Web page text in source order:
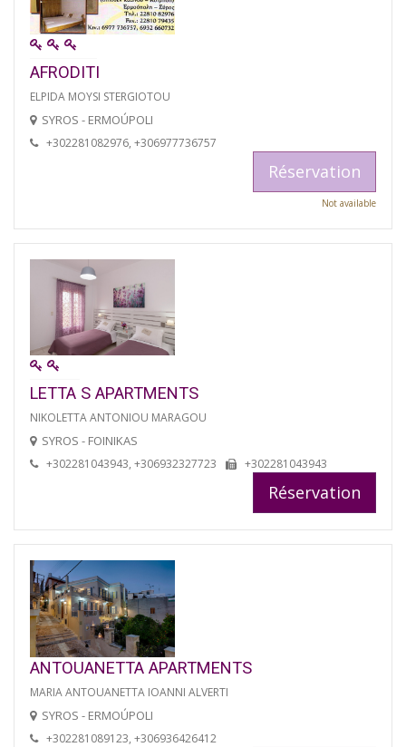
AFRODITI
ELPIDA MOYSI STERGIOTOU
SYROS - ERMOÚPOLI
+302281082976, +306977736757
Réservation
Not available
LETTA S APARTMENTS
NIKOLETTA ANTONIOU MARAGOU
SYROS - FOINIKAS
+302281043943, +306932327723 +302281043943
Réservation
ANTOUANETTA APARTMENTS
MARIA ANTOUANETTA IOANNI ALVERTI
SYROS - ERMOÚPOLI
+302281089123, +306936426412